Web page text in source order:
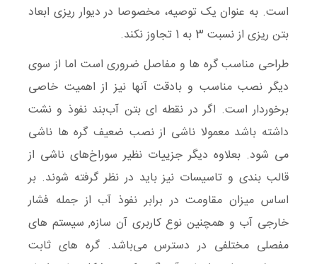
است. به عنوان یک توصیه، مخصوصا در دیوار ریزی ابعاد
بتن ریزی از نسبت 3 به 1 تجاوز نکند.
طراحی مناسب گره ها و مفاصل ضروری است اما از سوی
دیگر نصب مناسب و بادقت آنها نیز از اهمیت خاصی
برخوردار است. اگر در نقطه ای بتن آب‌بند نفوذ و نشت
داشته باشد معمولا ناشی از نصب ضعیف گره ها ناشی
می شود. بعلاوه دیگر جزییات نظیر سوراخ‌های ناشی از
قالب بندی و تاسیسات نیز باید در نظر گرفته شوند. بر
اساس میزان مقاومت در برابر نفوذ آب از جمله فشار
خارجی آب و همچنین نوع کاربری آن سازه, سیستم های
مفصلی مختلفی در دسترس می‌باشد. گره های ثابت